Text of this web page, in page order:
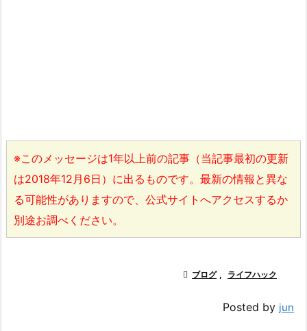
※このメッセージは1年以上前の記事（当記事最初の更新
は2018年12月6日）に出るものです。最新の情報と異な
る可能性がありますので、公式サイトへアクセスするか
別途お調べください。
 ブログ , ライフハック
Posted by jun